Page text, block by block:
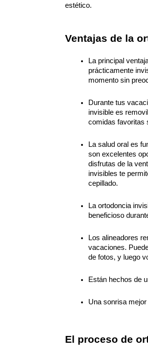
estético.
Ventajas de la
La principal
prácticamente
momento sin
Durante tus
invisible es
comidas favoritas
La salud oral es
son excelentes
disfrutas de la
invisibles te
cepillado.
La ortodoncia
beneficioso
Los alineadores
vacaciones.
de fotos, y luego
Están hechos de
Una sonrisa
El proceso de